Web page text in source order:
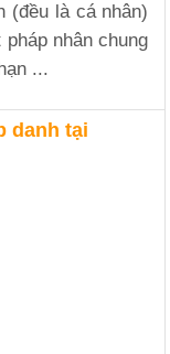
(đều là cá nhân)
nhân chung
...
danh tại